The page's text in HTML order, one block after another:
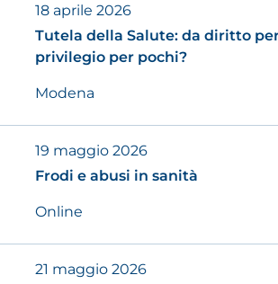
18 aprile 2026
Tutela della Salute: da diritto
privilegio per pochi?
Modena
19 maggio 2026
Frodi e abusi in sanità
Online
21 maggio 2026